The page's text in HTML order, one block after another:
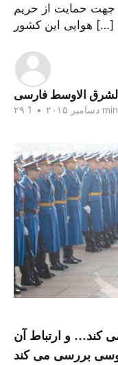
جهت حمایت از حریم
هوایی این کشور […]
الشرق الاوسط فارسی
۲۹ دسامبر ۲۰۱۵ • 1
کند… و ارتباط آن
بررسی می کند